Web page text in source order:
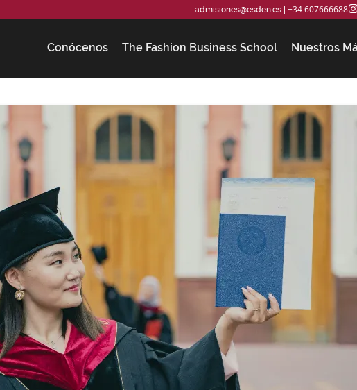
admisiones@esden.es| +34 607666688
Conócenos The Fashion Business School Nuestros